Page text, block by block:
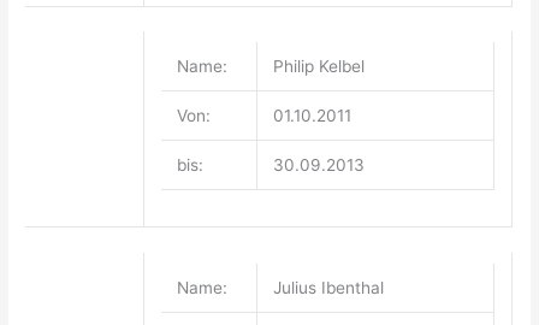
Name: Philip Kelbel
Von: 01.10.2011
bis: 30.09.2013
Name: Julius Ibenthal